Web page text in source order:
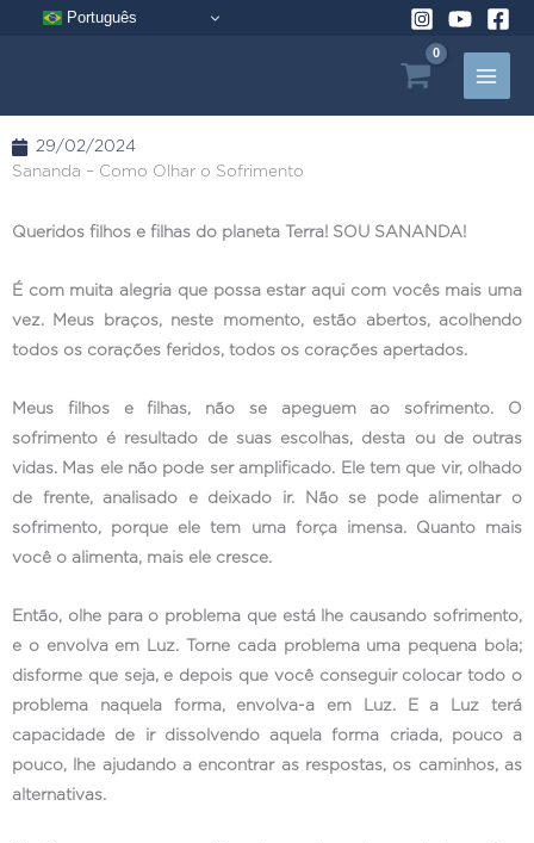
Português
29/02/2024
Sananda – Como Olhar o Sofrimento
Queridos filhos e filhas do planeta Terra! SOU SANANDA!
É com muita alegria que possa estar aqui com vocês mais uma
vez. Meus braços, neste momento, estão abertos, acolhendo
todos os corações feridos, todos os corações apertados.
Meus filhos e filhas, não se apeguem ao sofrimento. O
sofrimento é resultado de suas escolhas, desta ou de outras
vidas. Mas ele não pode ser amplificado. Ele tem que vir, olhado
de frente, analisado e deixado ir. Não se pode alimentar o
sofrimento, porque ele tem uma força imensa. Quanto mais
você o alimenta, mais ele cresce.
Então, olhe para o problema que está lhe causando sofrimento,
e o envolva em Luz. Torne cada problema uma pequena bola;
disforme que seja, e depois que você conseguir colocar todo o
problema naquela forma, envolva-a em Luz. E a Luz terá
capacidade de ir dissolvendo aquela forma criada, pouco a
pouco, lhe ajudando a encontrar as respostas, os caminhos, as
alternativas.